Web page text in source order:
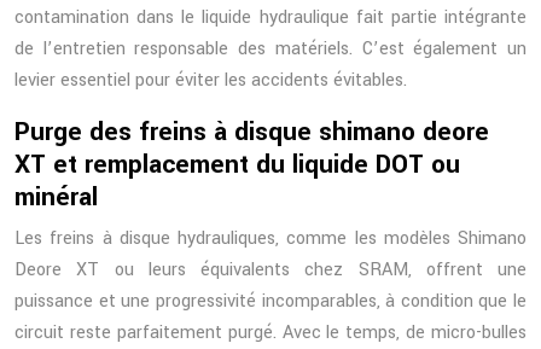
contamination dans le liquide hydraulique fait partie intégrante
de l’entretien responsable des matériels. C’est également un
levier essentiel pour éviter les accidents évitables.
Purge des freins à disque shimano deore
XT et remplacement du liquide DOT ou
minéral
Les freins à disque hydrauliques, comme les modèles Shimano
Deore XT ou leurs équivalents chez SRAM, offrent une
puissance et une progressivité incomparables, à condition que le
circuit reste parfaitement purgé. Avec le temps, de micro-bulles